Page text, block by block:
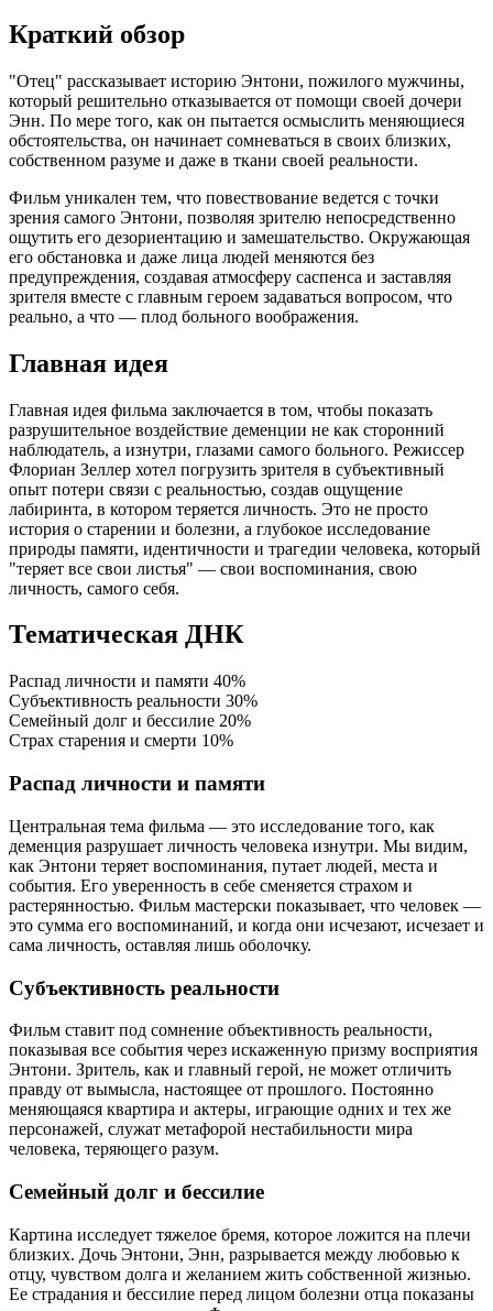
Краткий обзор
"Отец" рассказывает историю Энтони, пожилого мужчины,
который решительно отказывается от помощи своей дочери
Энн. По мере того, как он пытается осмыслить меняющиеся
обстоятельства, он начинает сомневаться в своих близких,
собственном разуме и даже в ткани своей реальности.
Фильм уникален тем, что повествование ведется с точки
зрения самого Энтони, позволяя зрителю непосредственно
ощутить его дезориентацию и замешательство. Окружающая
его обстановка и даже лица людей меняются без
предупреждения, создавая атмосферу саспенса и заставляя
зрителя вместе с главным героем задаваться вопросом, что
реально, а что — плод больного воображения.
Главная идея
Главная идея фильма заключается в том, чтобы показать
разрушительное воздействие деменции не как сторонний
наблюдатель, а изнутри, глазами самого больного. Режиссер
Флориан Зеллер хотел погрузить зрителя в субъективный
опыт потери связи с реальностью, создав ощущение
лабиринта, в котором теряется личность. Это не просто
история о старении и болезни, а глубокое исследование
природы памяти, идентичности и трагедии человека, который
"теряет все свои листья" — свои воспоминания, свою
личность, самого себя.
Тематическая ДНК
Распад личности и памяти 40%
Субъективность реальности 30%
Семейный долг и бессилие 20%
Страх старения и смерти 10%
Распад личности и памяти
Центральная тема фильма — это исследование того, как
деменция разрушает личность человека изнутри. Мы видим,
как Энтони теряет воспоминания, путает людей, места и
события. Его уверенность в себе сменяется страхом и
растерянностью. Фильм мастерски показывает, что человек —
это сумма его воспоминаний, и когда они исчезают, исчезает и
сама личность, оставляя лишь оболочку.
Субъективность реальности
Фильм ставит под сомнение объективность реальности,
показывая все события через искаженную призму восприятия
Энтони. Зритель, как и главный герой, не может отличить
правду от вымысла, настоящее от прошлого. Постоянно
меняющаяся квартира и актеры, играющие одних и тех же
персонажей, служат метафорой нестабильности мира
человека, теряющего разум.
Семейный долг и бессилие
Картина исследует тяжелое бремя, которое ложится на плечи
близких. Дочь Энтони, Энн, разрывается между любовью к
отцу, чувством долга и желанием жить собственной жизнью.
Ее страдания и бессилие перед лицом болезни отца показаны